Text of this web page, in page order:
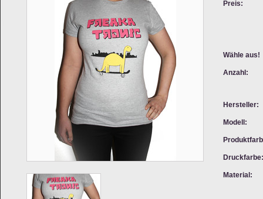
Preis:
Wähle aus!
Anzahl:
Hersteller:
Modell:
Druckfarbe:
Material: